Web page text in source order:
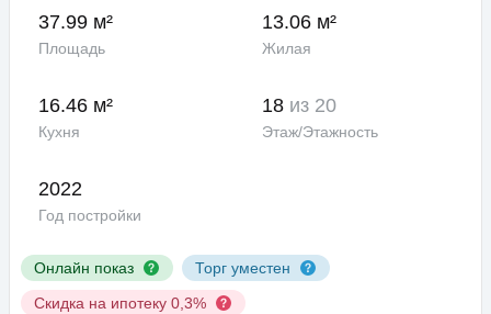
Онлайн показ
Торг уместен
Скидка на ипотеку 0,3%
37.99 м²
Площадь
13.06 м²
Жилая
16.46 м²
Кухня
18 из 20
Этаж/Этажность
2022
Год постройки